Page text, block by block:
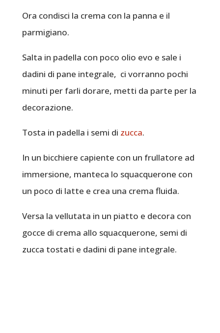
Ora condisci la crema con la panna e il
parmigiano.
Salta in padella con poco olio evo e sale i
dadini di pane integrale, ci vorranno pochi
minuti per farli dorare, metti da parte per la
decorazione.
Tosta in padella i semi di zucca.
In un bicchiere capiente con un frullatore ad
immersione, manteca lo squacquerone con
un poco di latte e crea una crema fluida.
Versa la vellutata in un piatto e decora con
gocce di crema allo squacquerone, semi di
zucca tostati e dadini di pane integrale.